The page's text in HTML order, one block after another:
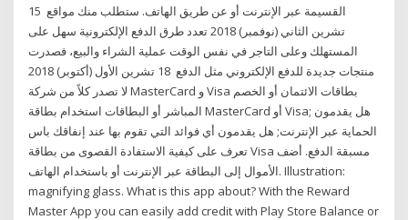
القسيمة عبر الإنترنت أو عن طريق الهاتف. ستطلب منك مواقع 15
تشرين الثاني (نوفمبر) 2018 تعدد طرق الدفع الإلكترونية سهل على
المستهلك وعلى التاجر في نفس الوقت عملية الشراء والبيع، فصدرت
منتجات جديدة للدفع الإلكتروني مثل الدفع 18 تشرين الأول (أكتوبر) 2018
لا تصدر كلاً من شركة MasterCard و Visa بطاقات الائتمان أو الخصم
المباشر أو البطاقات استخدام بطاقة MasterCard أو Visa; هل يقدمون
الحماية عبر الإنترنت; هل يقدمون أي فوائد التي تقوم بها عند إنفاقك باس
تعرف على كيفية الاستفادة القصوى من بطاقة Visa مسبقة الدفع. أضف
الأموال إلى البطاقة عبر الإنترنت أو باستخدام الهاتف. Illustration:
magnifying glass. What is this app about? With the Reward
Master App you can easily add credit with Play Store Balance or